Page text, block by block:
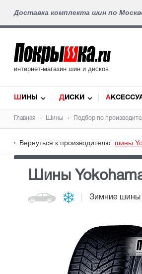
Доставка комплекта шин по
интернет-магазин шин и дисков
ШИНЫ ДИСКИ
Главная Шины Подбор по
Вернуться к производителю: шины
Шины
Зимние шины